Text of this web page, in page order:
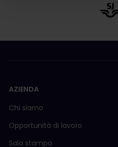
AZIENDA
Chi siamo
Opportunità di lavoro
Sala stampa